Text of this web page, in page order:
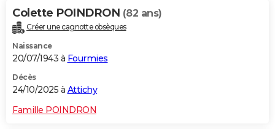
Colette POINDRON (82 ans)
Créer une cagnotte obsèques
Naissance
20/07/1943 à Fourmies
Décès
24/10/2025 à Attichy
Famille POINDRON